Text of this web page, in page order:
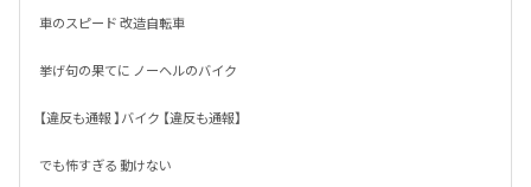
車のスピード 改造自転車
挙げ句の果てに ノーヘルのバイク
【違反も通報 】バイク 【違反も通報】
でも怖すぎる 動けない